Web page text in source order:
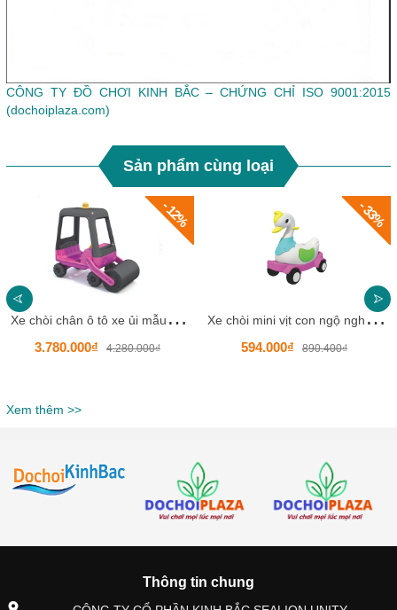
CÔNG TY ĐỒ CHƠI KINH BẮC – CHỨNG CHỈ ISO 9001:2015
(dochoiplaza.com)
Sản phẩm cùng loại
- 12%
X
e chòi chân ô tô xe ủi mẫu mới cho bé HKCXC014-3
3.780.000₫ 4.280.000₫
- 33%
X
e chòi mini vịt con ngộ nghĩnh HKCXC02-8
594.000₫ 890.400₫
Xem thêm >>
Thông tin chung